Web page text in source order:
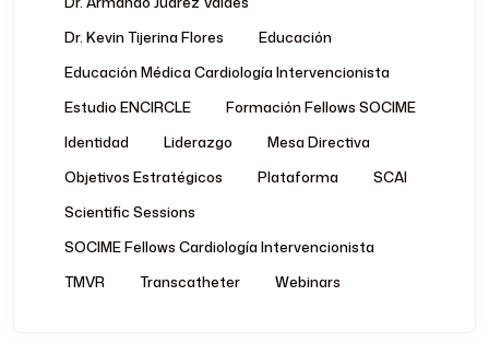
Dr. Kevin Tijerina Flores
Educación
Educación Médica Cardiología Intervencionista
Estudio ENCIRCLE
Formación Fellows SOCIME
Identidad
Liderazgo
Mesa Directiva
Objetivos Estratégicos
Plataforma
SCAI
Scientific Sessions
SOCIME Fellows Cardiología Intervencionista
TMVR
Transcatheter Webinars